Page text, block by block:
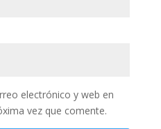
electrónico y web en
vez que comente.